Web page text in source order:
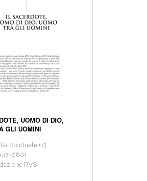
UOMO DI DIO,
GLI UOMINI
Spirituale 63
680)
RVS